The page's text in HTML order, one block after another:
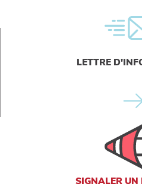
LETTRE
SIGNALER UN